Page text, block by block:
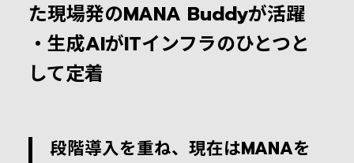
た現場発のMANA Buddyが活躍
・生成AIがITインフラのひとつと
して定着
段階導入を重ね、現在はMANAを